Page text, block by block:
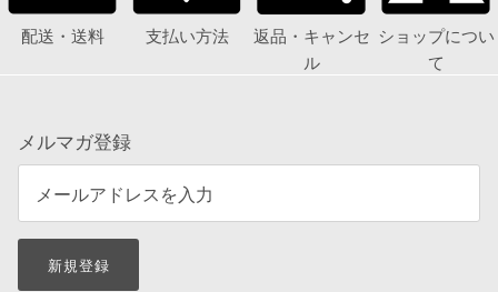
配送・送料 支払い方法
返品・キャンセ
ル
ショップについ
て
メルマガ登録
新規登録